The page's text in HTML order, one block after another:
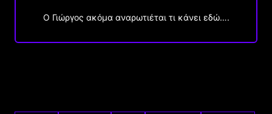
Ο Γιώργος ακόμα αναρωτιέται τι κάνει εδώ….